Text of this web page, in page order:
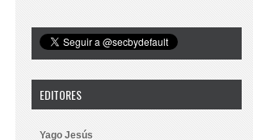
EDITORES
Yago Jesús